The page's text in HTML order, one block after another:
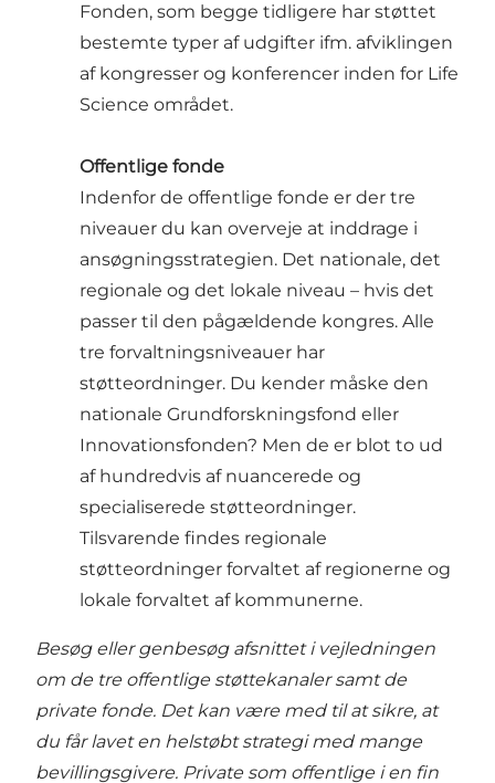
Fonden, som begge tidligere har støttet
bestemte typer af udgifter ifm. afviklingen
af kongresser og konferencer inden for Life
Science området.
Offentlige fonde
Indenfor de offentlige fonde er der tre
niveauer du kan overveje at inddrage i
ansøgningsstrategien. Det nationale, det
regionale og det lokale niveau – hvis det
passer til den pågældende kongres. Alle
tre forvaltningsniveauer har
støtteordninger. Du kender måske den
nationale Grundforskningsfond eller
Innovationsfonden? Men de er blot to ud
af hundredvis af nuancerede og
specialiserede støtteordninger.
Tilsvarende findes regionale
støtteordninger forvaltet af regionerne og
lokale forvaltet af kommunerne.
Besøg eller genbesøg afsnittet i vejledningen
om de tre offentlige støttekanaler samt de
private fonde. Det kan være med til at sikre, at
du får lavet en helstøbt strategi med mange
bevillingsgivere. Private som offentlige i en fin